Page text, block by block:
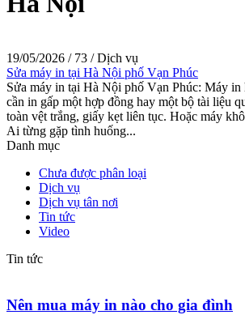
19/05/2026 / 73 /Dịch vụ
Sửa máy in tại Hà Nội phố Vạn Phúc
Sửa máy in tại Hà Nội phố Vạn Phúc: Máy in
cần in gấp một hợp đồng hay một bộ tài liệu
toàn vệt trắng, giấy kẹt liên tục. Hoặc máy
Ai từng gặp tình huống...
Danh mục
Chưa được phân loại
Dịch vụ
Dịch vụ tân nơi
Tin tức
Video
Tin tức
Nên mua máy in nào cho gia đình